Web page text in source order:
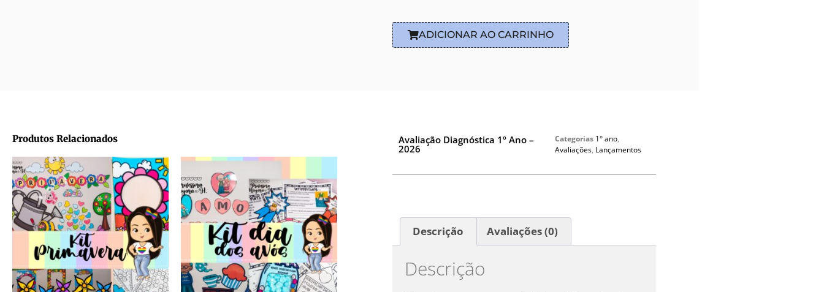
ADICIONAR AO CARRINHO
Produtos Relacionados Avaliação Diagnóstica 1º Ano –
2026
Categorias 1° ano,
Avaliações, Lançamentos
Descrição Avaliações (0)
Descrição